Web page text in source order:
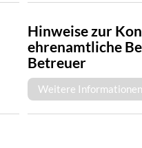
Hinweise zur
ehrenamtliche
Betreuer
Weitere Informationen